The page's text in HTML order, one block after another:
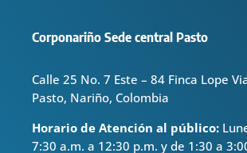
Corponariño Sede central Pasto
Calle 25 No. 7 Este – 84 Finca Lope
Pasto, Nariño, Colombia
Horario de Atención al público:
7:30 a.m. a 12:30 p.m. y de 1:30 a